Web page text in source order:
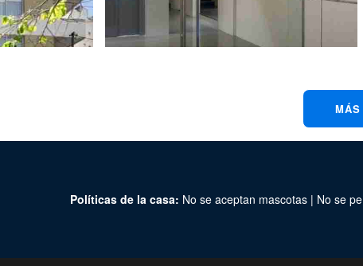
Políticas de la casa: No se aceptan mascotas | No se